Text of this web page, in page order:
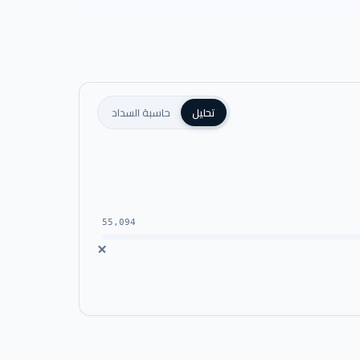
تحليل حاسبة السداد
55,094